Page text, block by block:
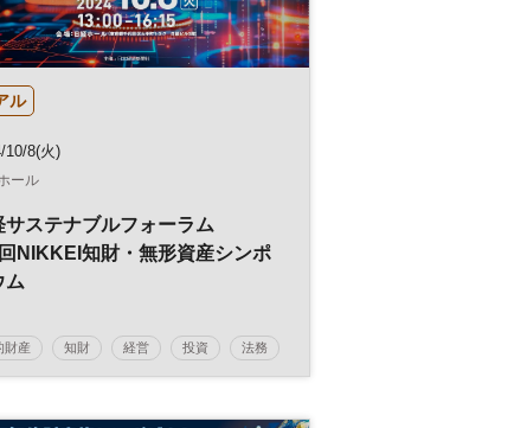
ル
10/8(火)
ール
サステナブルフォーラム
NIKKEI知財・無形資産シンポ
ム
財産 知財 経営 投資 法務